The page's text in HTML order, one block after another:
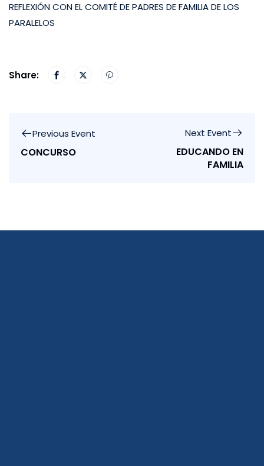
REFLEXIÓN CON EL COMITÉ DE PADRES DE FAMILIA DE LOS
PARALELOS
Share:
Previous Event
CONCURSO
Next Event
EDUCANDO EN
FAMILIA